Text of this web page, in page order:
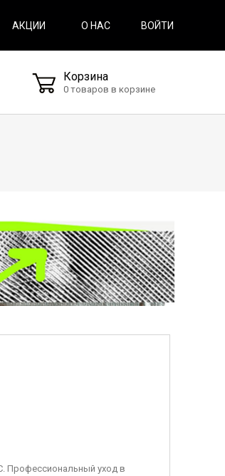
АКЦИИ О НАС ВОЙТИ
Корзина
0 товаров в корзине
уход в